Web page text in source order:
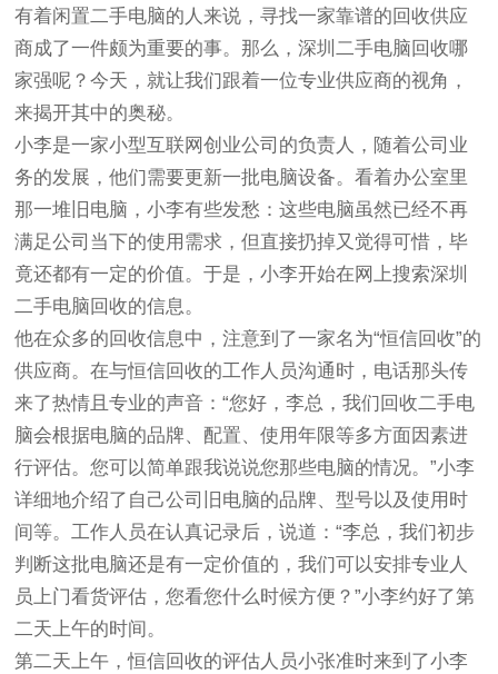
有着闲置二手电脑的人来说，寻找一家靠谱的回收供应
商成了一件颇为重要的事。那么，深圳二手电脑回收哪
家强呢？今天，就让我们跟着一位专业供应商的视角，
来揭开其中的奥秘。
小李是一家小型互联网创业公司的负责人，随着公司业
务的发展，他们需要更新一批电脑设备。看着办公室里
那一堆旧电脑，小李有些发愁：这些电脑虽然已经不再
满足公司当下的使用需求，但直接扔掉又觉得可惜，毕
竟还都有一定的价值。于是，小李开始在网上搜索深圳
二手电脑回收的信息。
他在众多的回收信息中，注意到了一家名为“恒信回收”的
供应商。在与恒信回收的工作人员沟通时，电话那头传
来了热情且专业的声音：“您好，李总，我们回收二手电
脑会根据电脑的品牌、配置、使用年限等多方面因素进
行评估。您可以简单跟我说说您那些电脑的情况。”小李
详细地介绍了自己公司旧电脑的品牌、型号以及使用时
间等。工作人员在认真记录后，说道：“李总，我们初步
判断这批电脑还是有一定价值的，我们可以安排专业人
员上门看货评估，您看您什么时候方便？”小李约好了第
二天上午的时间。
第二天上午，恒信回收的评估人员小张准时来到了小李